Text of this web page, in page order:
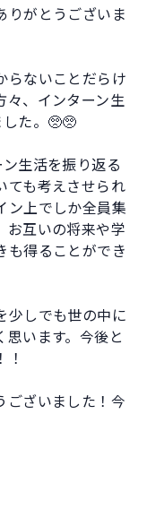
りがとうございま
らないことだらけ
々、インターン生
た。🥺🥺
生活を振り返る
ても考えさせられ
ン上でしか全員集
お互いの将来や学
も得ることができ
少しでも世の中に
います。今後と
ございました！今